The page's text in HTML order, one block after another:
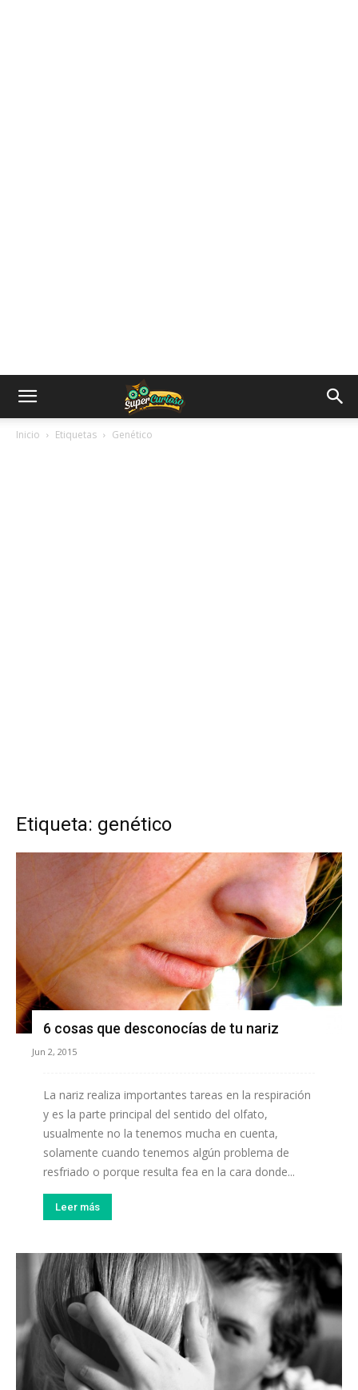
Inicio Etiquetas Genético
Etiqueta: genético
6 cosas que desconocías de tu nariz
Jun 2, 2015
La nariz realiza importantes tareas en la respiración
y es la parte principal del sentido del olfato,
usualmente no la tenemos mucha en cuenta,
solamente cuando tenemos algún problema de
resfriado o porque resulta fea en la cara donde...
Leer más